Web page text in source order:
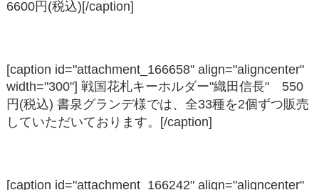
6600円(税込)[/caption]
[caption id="attachment_166658" align="aligncenter"
width="300"] 戦国花札キーホルダー"織田信長" 550
円(税込) 書泉グランデ様では、全33種を2個ずつ販売
していただいております。[/caption]
[caption id="attachment_166242" align="aligncenter"